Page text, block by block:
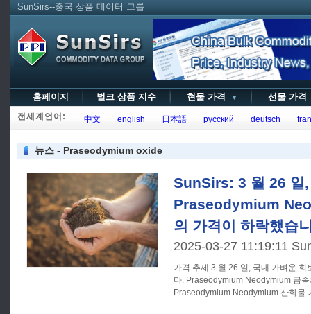
SunSirs--중국 상품 데이터 그룹
홈페이지 벌크 상품 지수 현물 가격 ▼ 선물 가
전세계언어: 中文 english 日本語 русский deutsch
뉴스 - Praseodymium oxide
SunSirs: 3 월 26 일
Praseodymium
의 가격이 하락했습
2025-03-27 11:19:11
가격 추세 3 월 26 일, 국내 가벼운 희토류 시장의 일부 가격이 하락했
다. Praseodymium Neodymium 금
Praseodymium Neodymium 산화물